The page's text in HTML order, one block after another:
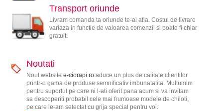
Transport oriunde
Livram comanda ta oriunde te-ai afla. Costul de livrare
variaza in functie de valoarea comenzii si poate fi chiar
gratuit.
Noutati
Noul website e-ciorapi.roaduce un plus de calitate clientilor
printr-o gama de produse semnificativ imbunatatita. Multumim
pentru suportul pe care ni l-ati oferit pana acum si va invitam
sa descoperiti probabil cele mai frumoase modele de chiloti,
pe care le-am selectat cu grija special pentru voi.